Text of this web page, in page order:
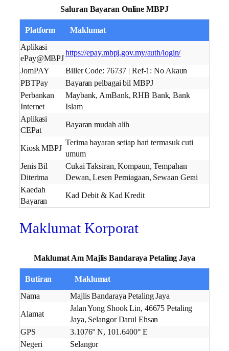
Saluran Bayaran Online MBPJ
Platform
Maklumat
Aplikasi
ePay@MBPJ
https://epay.mbpj.gov.my/auth/login/
JomPAY
Biller Code: 76737 | Ref-1: No Akaun
PBTPay
Bayaran pelbagai bil MBPJ
Perbankan
Internet
Maybank, AmBank, RHB Bank, Bank
Islam
Aplikasi
CEPat
Bayaran mudah alih
Kiosk MBPJ
Terima bayaran setiap hari termasuk cuti
umum
Jenis Bil
Diterima
Cukai Taksiran, Kompaun, Tempahan
Dewan, Lesen Perniagaan, Sewaan Gerai
Kaedah
Bayaran
Kad Debit & Kad Kredit
Maklumat Korporat
Maklumat Am Majlis Bandaraya Petaling Jaya
Butiran
Maklumat
Nama
Majlis Bandaraya Petaling Jaya
Alamat
Jalan Yong Shook Lin, 46675 Petaling
Jaya, Selangor Darul Ehsan
GPS
3.1076° N, 101.6400° E
Negeri
Selangor